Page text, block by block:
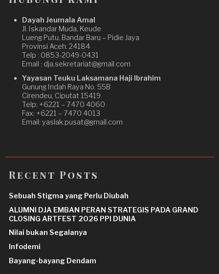
Dayah Jeumala Amal
Jl. Iskandar Muda, Keude
Lueng Putu, Bandar Baru – Pidie Jaya
Provinsi Aceh. 24184
Telp : 0853-2049-0431
Email : dja.sekretariat@gmail.com
Yayasan Teuku Laksamana Haji Ibrahim
Gunung Indah Raya No. 55B
Cirendeu, Ciputat 15419
Telp: +6221 – 7470 4060
Fax: +6221 – 7470 4013
Email: yaslak.pusat@gmail.com
Recent Posts
Sebuah Stigma yang Perlu Diubah
ALUMNI DJA EMBAN PERAN STRATEGIS PADA GRAND
CLOSING ARTFEST 2026 PPI DUNIA
Nilai bukan Segalanya
Infodemi
Bayang-bayang Dendam